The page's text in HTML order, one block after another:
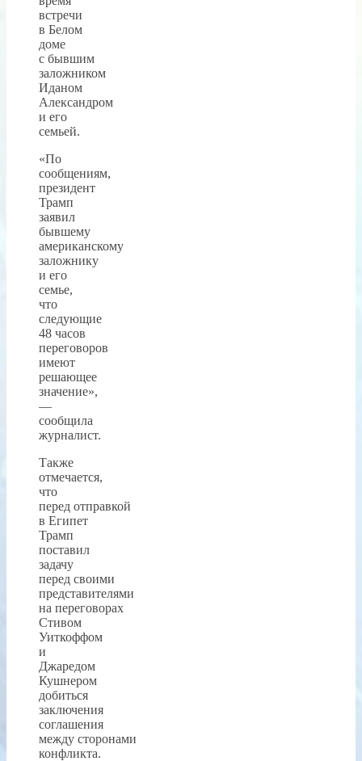
встречи
в Белом
доме
с бывшим
заложником
Иданом
Александром
и его
семьей.
«По
сообщениям,
президент
Трамп
заявил
бывшему
американскому
заложнику
и его
семье,
что
следующие
48 часов
переговоров
имеют
решающее
значение»,
—
сообщила
журналист.
Также
отмечается,
что
перед отправкой
в Египет
Трамп
поставил
задачу
перед своими
представителями
на переговорах
Стивом
Уиткоффом
и
Джаредом
Кушнером
добиться
заключения
соглашения
между сторонами
конфликта.